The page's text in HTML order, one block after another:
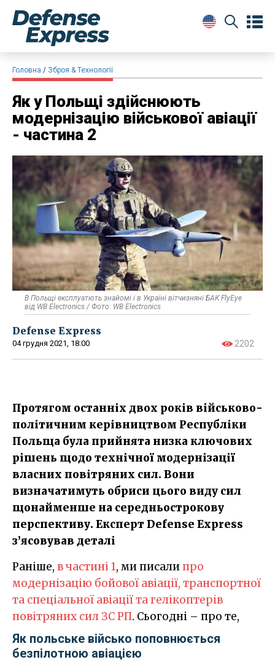
Головна Зброя & Технології
Як у Польщі здійснюють
модернізацію військової авіації
- частина 2
В Польщі експлуатють знайомі і в Україні вітчизняні БАК FlyEye
від WB Electronics / Фото: WB Electronics
Defense Express
04 грудня 2021, 18:00 2202
Протягом останніх двох років військово-
політичним керівництвом Республіки
Польща була прийнята низка ключових
рішень щодо технічної модернізації
власних повітряних сил. Вони
визначатимуть обриси цього виду сил
щонайменше на середньострокову
перспективу. Експерт Defense Express
з’ясовував деталі
Раніше, в частині 1, ми писалипро
модернізацію бойової авіації, транспортної
та спеціальної авіації та гелікоптерів
повітряних сил ЗС РП. Сьогодні – про те,
Як польське військо поповнюється
безпілотною авіацією